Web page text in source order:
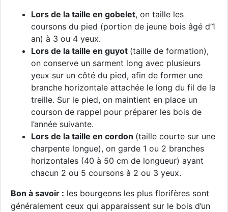
Lors de la taille en gobelet, on taille les
coursons du pied (portion de jeune bois âgé d’1
an) à 3 ou 4 yeux.
Lors de la taille en guyot (taille de formation),
on conserve un sarment long avec plusieurs
yeux sur un côté du pied, afin de former une
branche horizontale attachée le long du fil de la
treille. Sur le pied, on maintient en place un
courson de rappel pour préparer les bois de
l’année suivante.
Lors de la taille en cordon (taille courte sur une
charpente longue), on garde 1 ou 2 branches
horizontales (40 à 50 cm de longueur) ayant
chacun 2 ou 5 coursons à 2 ou 3 yeux.
Bon à savoir : les bourgeons les plus florifères sont
généralement ceux qui apparaissent sur le bois d’un